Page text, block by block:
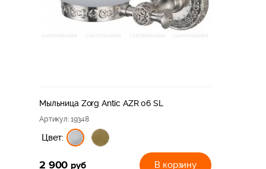
Zorg Inox RX
Zorg Antic Kamen
Смесители Zorg Antic
Мыльница Zorg Antic AZR 06 SL
Артикул: 19348
Цвет:
2 900 руб В корзину